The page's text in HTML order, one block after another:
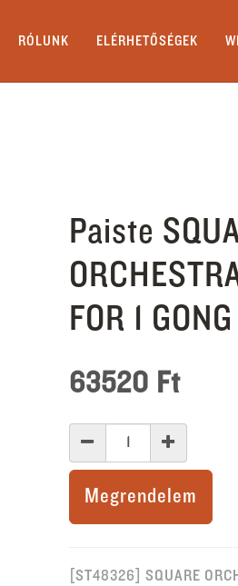
RÓLUNK ELÉRHETŐSÉGEK
Paiste
FOR 1
63520 Ft
Megrendelem
[ST48326] SQUARE